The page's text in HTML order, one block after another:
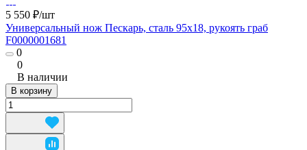
5 550 ₽/шт
Универсальный нож Пескарь, сталь 95х18, рукоять граб
F0000001681
0
0
В наличии
В корзину